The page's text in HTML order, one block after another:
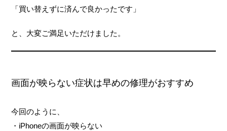
「買い替えずに済んで良かったです」
と、大変ご満足いただけました。
画面が映らない症状は早めの修理がおすすめ
今回のように、
・iPhoneの画面が映らない